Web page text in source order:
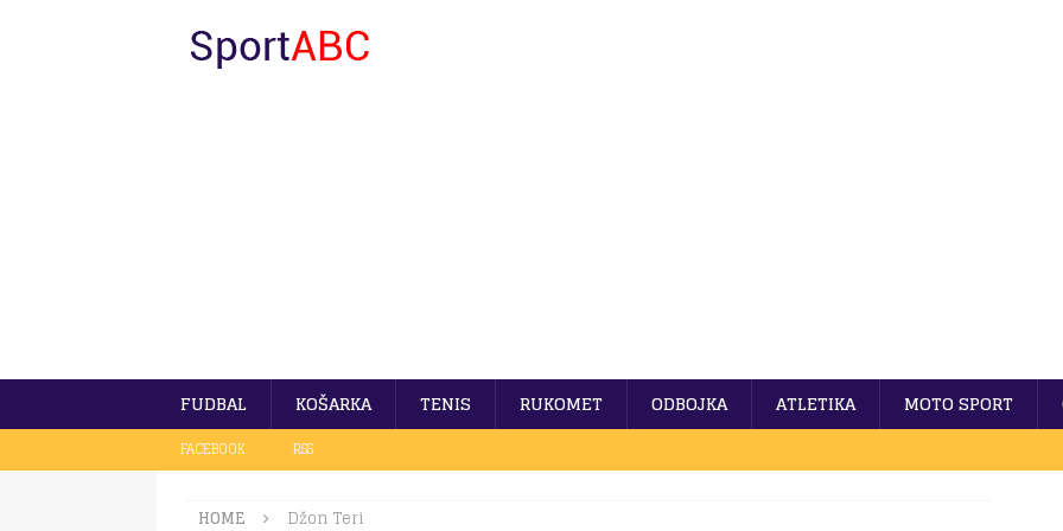
FUDBAL KOŠARKA TENIS RUKOMET ODBOJKA ATLETIKA MOTO SPORT
FACEBOOK RSS
HOME Džon Teri